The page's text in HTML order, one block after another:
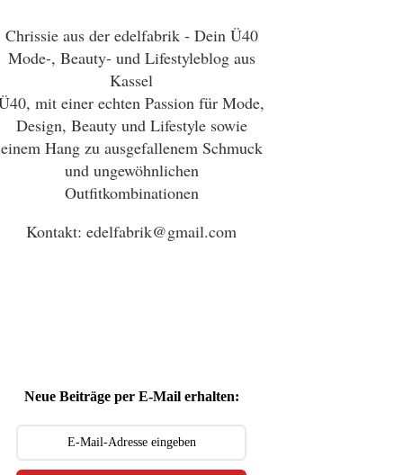
Chrissie aus der edelfabrik - Dein Ü40
Mode-, Beauty- und Lifestyleblog aus
Kassel
mit einer echten Passion für Mode,
Design, Beauty und Lifestyle sowie
einem Hang zu ausgefallenem Schmuck
und ungewöhnlichen
Outfitkombinationen
Kontakt: edelfabrik@gmail.com
Neue Beiträge per E-Mail erhalten: